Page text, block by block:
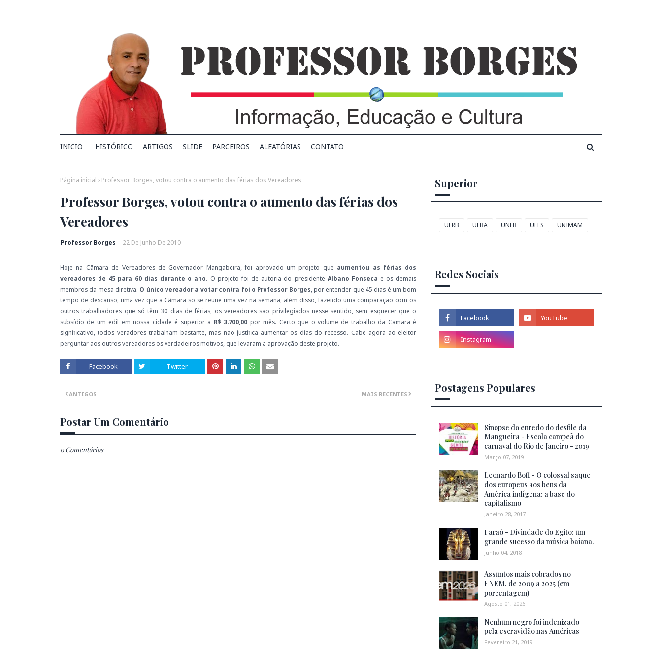
INICIO HISTÓRICO ARTIGOS SLIDE PARCEIROS ALEATÓRIAS CONTATO
Página inicial Professor Borges, votou contra o aumento das férias dos Vereadores
Professor Borges, votou contra o aumento das férias dos
Vereadores
Professor Borges - 22 De Junho De 2010
Hoje na Cãmara de Vereadores de Governador Mangabeira, foi aprovado um projeto que aumentou as férias dos
vereadores de 45 para 60 dias durante o ano. O projeto foi de autoria do presidente Albano Fonseca e os demais
membros da mesa diretiva. O único vereador a votar contra foi o Professor Borges , por entender que 45 dias é um bom
tempo de descanso, uma vez que a Câmara só se reune uma vez na semana, além disso, fazendo uma comparação com os
outros trabalhadores que só têm 30 dias de férias, os vereadores são privilegiados nesse sentido, sem esquecer que o
subsídio de um edil em nossa cidade é superior a R$ 3.700,00 por mês. Certo que o volume de trabalho da Cãmara é
significativo, todos veradores trabalham bastante, mas não justifica aumentar os dias do recesso. Cabe agora ao eleitor
perguntar aos outros vereadores os verdadeiros motivos, que levaram a aprovação deste projeto.
Facebook Twitter
MAIS RECENTES
ANTIGOS
Postar Um Comentário
0 Comentários
Superior
UFRB UFBA UNEB UEFS UNIMAM
Redes Sociais
Postagens Populares
Sinopse do enredo do desfile da
Mangueira - Escola campeã do
carnaval do Rio de Janeiro - 2019
Março 07, 2019
Leonardo Boff - O colossal saque
dos europeus aos bens da
América indígena: a base do
capitalismo
Janeiro 28, 2017
Faraó - Divindade do Egito: um
grande sucesso da música baiana.
Junho 04, 2018
Assuntos mais cobrados no
ENEM, de 2009 a 2025 (em
porcentagem)
Agosto 01, 2026
Nenhum negro foi indenizado
pela escravidão nas Américas
Fevereiro 21, 2019